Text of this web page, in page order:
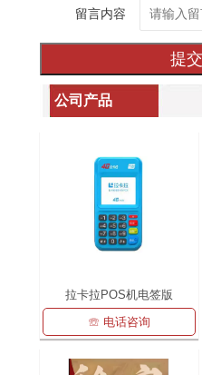
留言内容
提
公司产品
拉卡拉POS机电签版
☏ 电话咨询